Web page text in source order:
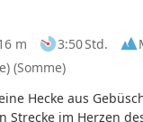
m 3:50 Std.
(Somme)
Hecke aus
im Herzen